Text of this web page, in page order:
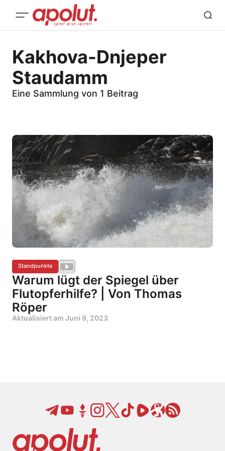
Kakhova-Dnjeper
Staudamm
Eine Sammlung von 1 Beitrag
Standpunkte
Warum lügt der Spiegel über
Flutopferhilfe? | Von Thomas
Röper
Aktualisiert am Juni 9, 2023